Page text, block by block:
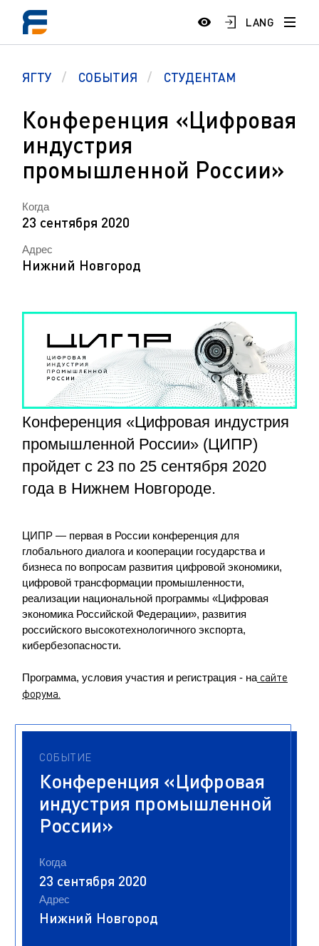
LANG
ЯГТУ СОБЫТИЯ СТУДЕНТАМ
Конференция «Цифровая
индустрия
промышленной России»
Конференция «Цифровая индустрия
промышленной России» (ЦИПР)
пройдет с 23 по 25 сентября 2020
года в Нижнем Новгороде.
ЦИПР — первая в России конференция для
глобального диалога и кооперации государства и
бизнеса по вопросам развития цифровой экономики,
цифровой трансформации промышленности,
реализации национальной программы «Цифровая
экономика Российской Федерации», развития
российского высокотехнологичного экспорта,
кибербезопасности.
Программа, условия участия и регистрация - на сайте
форума.
СОБЫТИЕ
Конференция «Цифровая
индустрия промышленной
России»
Когда
23 сентября 2020
Адрес
Нижний Новгород
Когда
23 сентября 2020
Адрес
Нижний Новгород